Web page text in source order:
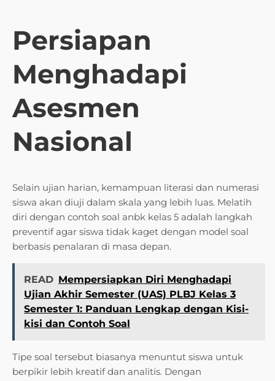
Persiapan
Menghadapi
Asesmen
Nasional
Selain ujian harian, kemampuan literasi dan numerasi
siswa akan diuji dalam skala yang lebih luas. Melatih
diri dengan contoh soal anbk kelas 5 adalah langkah
preventif agar siswa tidak kaget dengan model soal
berbasis penalaran di masa depan.
READ Mempersiapkan Diri Menghadapi
Ujian Akhir Semester (UAS) PLBJ Kelas 3
Semester 1: Panduan Lengkap dengan Kisi-
kisi dan Contoh Soal
Tipe soal tersebut biasanya menuntut siswa untuk
berpikir lebih kreatif dan analitis. Dengan